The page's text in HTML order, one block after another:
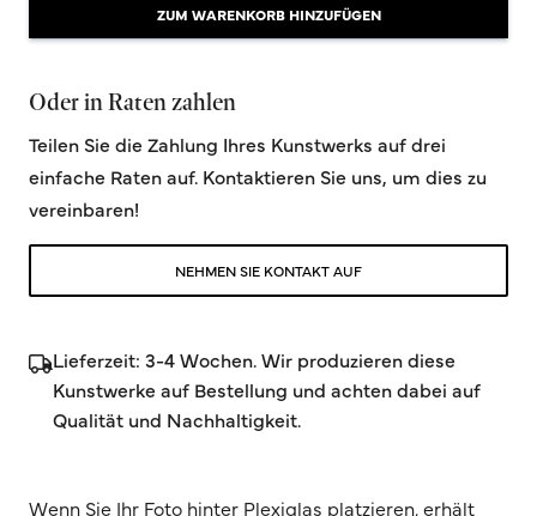
ZUM WARENKORB HINZUFÜGEN
Oder in Raten zahlen
Teilen Sie die Zahlung Ihres Kunstwerks auf drei
einfache Raten auf. Kontaktieren Sie uns, um dies zu
vereinbaren!
NEHMEN SIE KONTAKT AUF
Lieferzeit: 3-4 Wochen. Wir produzieren diese
Kunstwerke auf Bestellung und achten dabei auf
Qualität und Nachhaltigkeit.
Wenn Sie Ihr Foto hinter Plexiglas platzieren, erhält